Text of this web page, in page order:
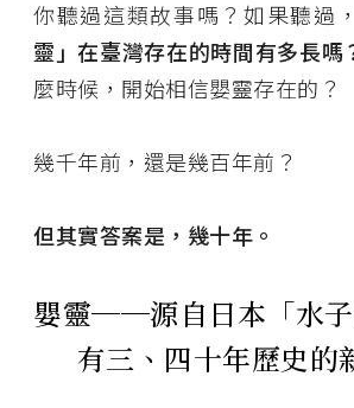
你聽過這類故事嗎？如果聽過
靈」在臺灣存在的時間有多長嗎
麼時候，開始相信嬰靈存在的？
幾千年前，還是幾百年前？
但其實答案是，幾十年。
嬰靈──源自日本「水
有三、四十年歷史的